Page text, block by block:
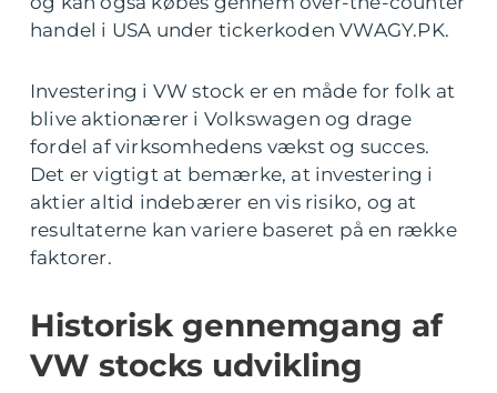
handel i USA under tickerkoden VWAGY.PK.
Investering i VW stock er en måde for folk at
blive aktionærer i Volkswagen og drage
fordel af virksomhedens vækst og succes.
Det er vigtigt at bemærke, at investering i
aktier altid indebærer en vis risiko, og at
resultaterne kan variere baseret på en række
faktorer.
Historisk gennemgang af
VW stocks udvikling